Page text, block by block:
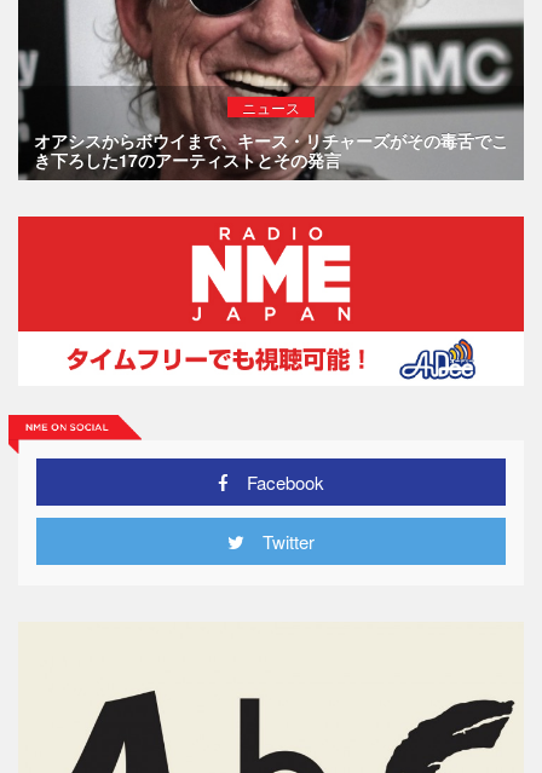
ニュース
オアシスからボウイまで、キース・リチャーズがその毒舌でこ
き下ろした17のアーティストとその発言
Facebook
Twitter